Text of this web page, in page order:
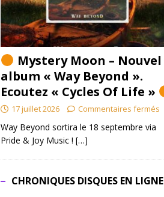
Mystery Moon – Nouvel
album « Way Beyond ».
Ecoutez « Cycles Of Life »
17 juillet 2026 Commentaires fermés
Way Beyond sortira le 18 septembre via
Pride & Joy Music ! […]
CHRONIQUES DISQUES EN LIGNE